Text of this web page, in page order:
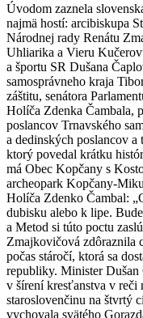
Úvodom zaznela
najmä hostí: arcibiskupa
Národnej rady Renátu
Uhliarika a Vieru
a športu SR Dušana
samosprávneho kraja
záštitu, senátora
Holíča Zdenka Čambala,
poslancov Trnavského
a dedinských poslancov a
ktorý povedal krátku
má Obec Kopčany s
archeopark Kopčany-
Holíča Zdenko Čambal:
dubisku alebo k lipe.
a Metod si túto poctu
Zmajkovičová zdôraznila
počas stáročí, ktorá sa
republiky. Minister
v šírení kresťanstva v
staroslovenčinu na štvrtý
vychovala svätého